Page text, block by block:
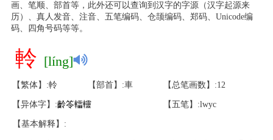
画、笔顺、部首等，此外还可以查询到汉字的字源（汉字起源来
历）、真人发音、注音、五笔编码、仓颉编码、郑码、Unicode编
码、四角号码等等。
軨 [líng]
【繁体】:軨 【部首】:車 【总笔画数】:12
【异体字】:齡笭䡼䡿 【五笔】:lwyc
【基本解释】: